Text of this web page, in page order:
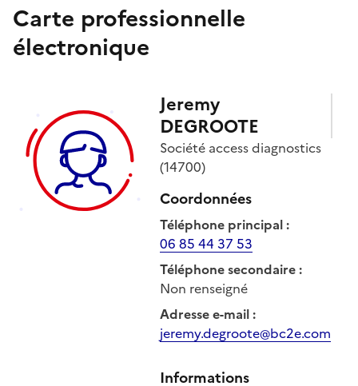
Carte professionnelle
électronique
Jeremy
DEGROOTE
Société access diagnostics
(14700)
Coordonnées
Téléphone principal:
06 85 44 37 53
Téléphone secondaire:
Non renseigné
Adresse e-mail:
jeremy.degroote@bc2e.com
Informations